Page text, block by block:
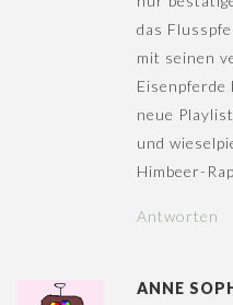
das
mit seinen
Eisenpferde
neue
und
Himbeer-
Antworten
ANNE